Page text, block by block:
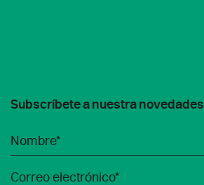
Subscríbete a nuestra novedades